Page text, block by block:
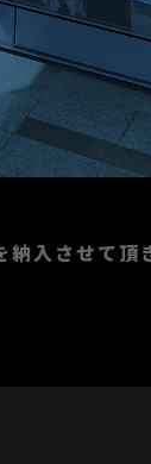
燃焼設備
新規事
入させて頂